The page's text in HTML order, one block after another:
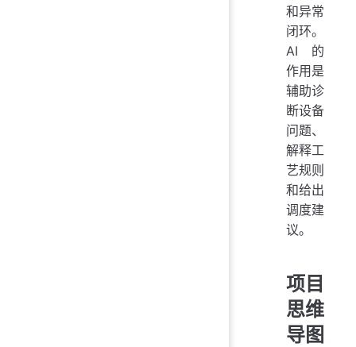
和异常
闭环。
AI 的
作用是
辅助诊
断设备
问题、
解释工
艺规则
和给出
调度建
议。
项目
思维
导图